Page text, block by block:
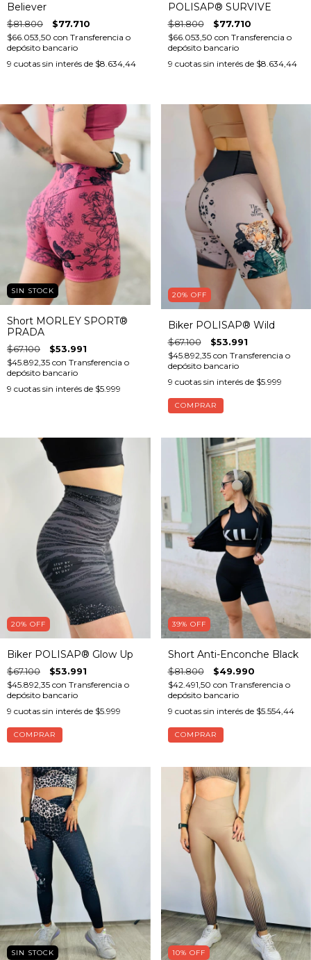
Believer
$81.800 $77.710
$66.053,50 con Transferencia o
depósito bancario
9 cuotas sin interés de $8.634,44
POLISAP® SURVIVE
$81.800 $77.710
$66.053,50 con Transferencia o
depósito bancario
9 cuotas sin interés de $8.634,44
SIN STOCK
Short MORLEY SPORT®
PRADA
$67.100 $53.991
$45.892,35 con Transferencia o
depósito bancario
9 cuotas sin interés de $5.999
20% OFF
Biker POLISAP® Wild
$67.100 $53.991
$45.892,35 con Transferencia o
depósito bancario
9 cuotas sin interés de $5.999
COMPRAR
20% OFF
Biker POLISAP® Glow Up
$67.100 $53.991
$45.892,35 con Transferencia o
depósito bancario
9 cuotas sin interés de $5.999
COMPRAR
39% OFF
Short Anti-Enconche Black
$81.800 $49.990
$42.491,50 con Transferencia o
depósito bancario
9 cuotas sin interés de $5.554,44
COMPRAR
SIN STOCK 10% OFF